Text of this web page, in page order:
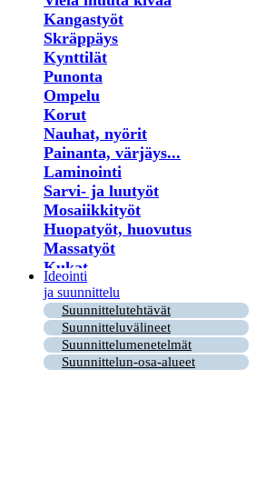
Kangastyöt
Skräppäys
Kynttilät
Punonta
Ompelu
Korut
Nauhat, nyörit
Painanta, värjäys...
Laminointi
Sarvi- ja luutyöt
Mosaiikkityöt
Huopatyöt, huovutus
Massatyöt
Kukat
Lastu- ja puutyöt
Virkkaus
Helmet
Puu- ja risutyöt
Paperi
Ideointi
ja suunnittelu
Suunnittelutehtävät
Suunnitteluvälineet
Suunnittelumenetelmät
Suunnittelun-osa-alueet